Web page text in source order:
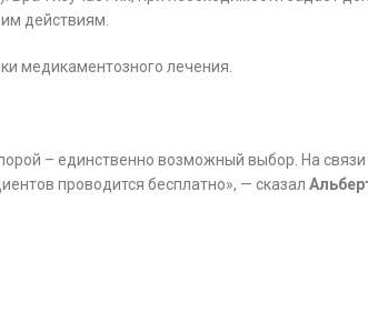
действиям.
медикаментозного лечения.
– единственно возможный выбор. На
проводится бесплатно», — сказал